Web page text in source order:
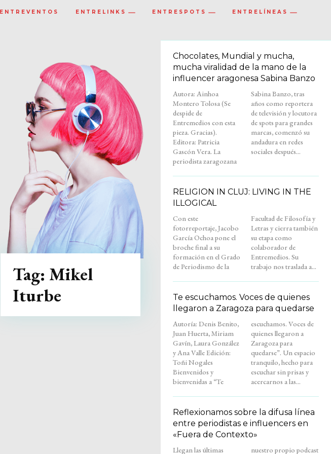
ENTREVENTOS ENTRELINKS ENTRESPOTS ENTRELÍNEAS
Tag: Mikel
Iturbe
Chocolates, Mundial y mucha,
mucha viralidad de la mano de la
influencer aragonesa Sabina Banzo
Autora: Ainhoa
Montero Tolosa (Se
despide de
Entremedios con esta
pieza. Gracias).
Editora: Patricia
Gascón Vera. La
periodista zaragozana
Sabina Banzo, tras
años como reportera
de televisión y locutora
de spots para grandes
marcas, comenzó su
andadura en redes
sociales después...
RELIGION IN CLUJ: LIVING IN THE
ILLOGICAL
Con este
fotorreportaje, Jacobo
García Ochoa pone el
broche final a su
formación en el Grado
de Periodismo de la
Facultad de Filosofía y
Letras y cierra también
su etapa como
colaborador de
Entremedios. Su
trabajo nos traslada a...
Te escuchamos. Voces de quienes
llegaron a Zaragoza para quedarse
Autoría: Denis Benito,
Juan Huerta, Miriam
Gavín, Laura González
y Ana Valle Edición:
Toñi Nogales
Bienvenidos y
bienvenidas a “Te
escuchamos. Voces de
quienes llegaron a
Zaragoza para
quedarse”. Un espacio
tranquilo, hecho para
escuchar sin prisas y
acercarnos a las...
Reflexionamos sobre la difusa línea
entre periodistas e influencers en
«Fuera de Contexto»
Llegan las últimas
nuestro propio podcast